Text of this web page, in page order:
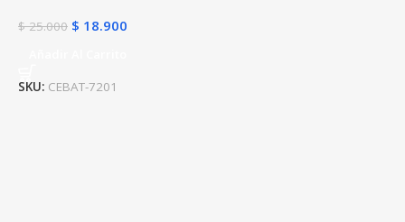
$25.000 $ 18.900
SKU: CEBAT-7201